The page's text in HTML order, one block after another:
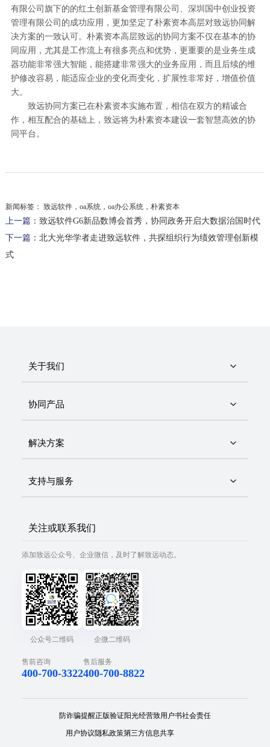
有限公司旗下的的红土创新基金管理有限公司、深圳国中创业投资
管理有限公司的成功应用，更加坚定了朴素资本高层对致远协同解
决方案的一致认可。朴素资本高层致远的协同方案不仅在基本的协
同应用，尤其是工作流上有很多亮点和优势，更重要的是业务生成
器功能非常强大智能，能搭建非常强大的业务应用，而且后续的维
护修改容易，能适应企业的变化而变化，扩展性非常好，增值价值
大。
致远协同方案已在朴素资本实施布置，相信在双方的精诚合
作，相互配合的基础上，致远将为朴素资本建设一套智慧高效的协
同平台。
新闻标签： 致远软件，oa系统，oa办公系统，朴素资本
上一篇： 致远软件G6新品数博会首秀，协同政务开启大数据治国时代
下一篇： 北大光华学者走进致远软件，共探组织行为绩效管理创新模
式
关于我们
协同产品
解决方案
支持与服务
关注或联系我们
添加致远公众号、企业微信，及时了解致远动态。
公众号二维码 企微二维码
售前咨询
400-700-3322
售后服务
400-700-8822
防诈骗提醒正版验证阳光经营致用户书社会责任
用户协议隐私政策第三方信息共享